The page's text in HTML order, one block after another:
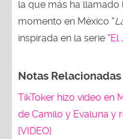
la que más ha llamado
momento en México “
inspirada en la serie
Notas Relacionadas
TikToker hizo video en
de Camilo y Evaluna y
[VIDEO]